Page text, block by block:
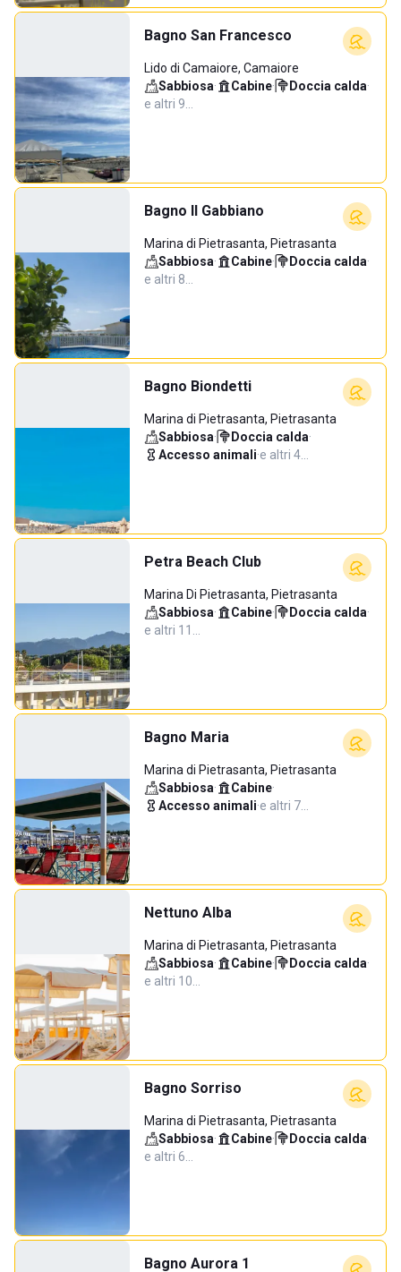
Bagno San Francesco
Lido di Camaiore, Camaiore
Sabbiosa· Cabine· Doccia calda·
e altri 9…
Bagno Il Gabbiano
Marina di Pietrasanta, Pietrasanta
Sabbiosa· Cabine· Doccia calda·
e altri 8…
Bagno Biondetti
Marina di Pietrasanta, Pietrasanta
Sabbiosa· Doccia calda·
Accesso animali·e altri 4…
Petra Beach Club
Marina Di Pietrasanta, Pietrasanta
Sabbiosa· Cabine· Doccia calda·
e altri 11…
Bagno Maria
Marina di Pietrasanta, Pietrasanta
Sabbiosa· Cabine·
Accesso animali·e altri 7…
Nettuno Alba
Marina di Pietrasanta, Pietrasanta
Sabbiosa· Cabine· Doccia calda·
e altri 10…
Bagno Sorriso
Marina di Pietrasanta, Pietrasanta
Sabbiosa· Cabine· Doccia calda·
e altri 6…
Bagno Aurora 1